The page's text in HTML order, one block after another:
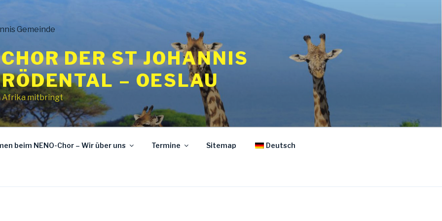
DER ST JOHANNIS
– OESLAU
Afrika mitbringt
beim NENO-Chor – Wir über uns Termine Sitemap Deutsch